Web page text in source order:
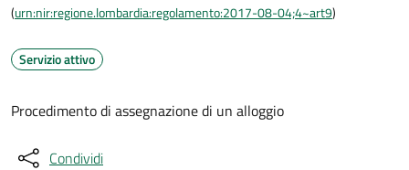
(urn:nir:regione.lombardia:regolamento:2017-08-04;4~art9)
Servizio attivo
Procedimento di assegnazione di un alloggio
Condividi